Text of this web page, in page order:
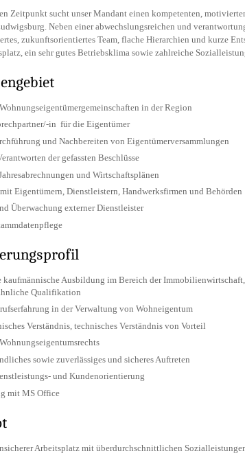
Zeitpunkt sucht unser Mandant einen kompetenten,
Neben einer abwechslungsreichen und
zukunftsorientiertes Team, flache Hierarchien und kurze
ein sehr gutes Betriebsklima sowie zahlreiche
in der Region
in für die Eigentümer
und Nachbereiten von Eigentümerversammlungen
der gefassten Beschlüsse
und Wirtschaftsplänen
Eigentümern, Dienstleistern, Handwerksfirmen und Behörden
Überwachung externer Dienstleister
kaufmännische Ausbildung im Bereich der
Qualifikation
in der Verwaltung von Wohneigentum
Verständnis, technisches Verständnis von Vorteil
sowie zuverlässiges und sicheres Auftreten
und Kundenorientierung
mit MS Office
Arbeitsplatz mit überdurchschnittlichen